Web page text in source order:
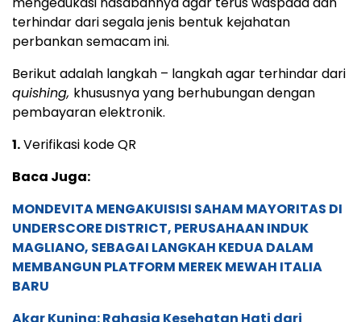
terhindar dari segala jenis bentuk kejahatan
perbankan semacam ini.
Berikut adalah langkah – langkah agar terhindar dari
quishing, khususnya yang berhubungan dengan
pembayaran elektronik.
1.Verifikasi kode QR
Baca Juga:
MONDEVITA MENGAKUISISI SAHAM MAYORITAS DI
UNDERSCORE DISTRICT, PERUSAHAAN INDUK
MAGLIANO, SEBAGAI LANGKAH KEDUA DALAM
MEMBANGUN PLATFORM MEREK MEWAH ITALIA
BARU